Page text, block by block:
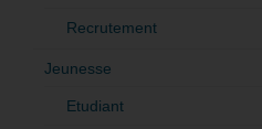
Recrutement
Jeunesse
Etudiant